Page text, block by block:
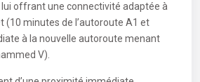
offrant une connectivité adaptée à
(10 minutes de l’autoroute A1 et
à la nouvelle autoroute menant
V).